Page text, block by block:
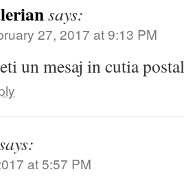
says:
27, 2017 at 9:13 PM
un mesaj in cutia
at 5:57 PM